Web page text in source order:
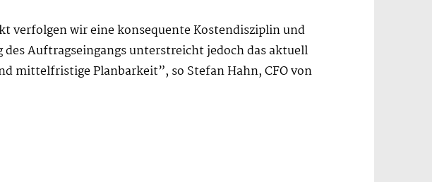
verfolgen wir eine konsequente Kostendisziplin und
Auftragseingangs unterstreicht jedoch das aktuell
mittelfristige Planbarkeit”, so Stefan Hahn, CFO von